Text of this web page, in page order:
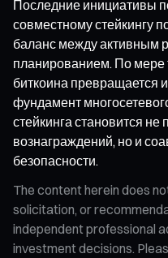
Последние инициативы
совместному стейкингу
баланс между активным
планированием. По мере
биткоина превращается
фундамент
стейкинга становится не
вознаграждений, но и
безопасности.
The content herein does
solicitation, or
independent professional
investment decisions.